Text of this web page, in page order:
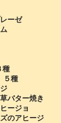
ーゼ
種
バター焼き
ージョ
のアヒージ